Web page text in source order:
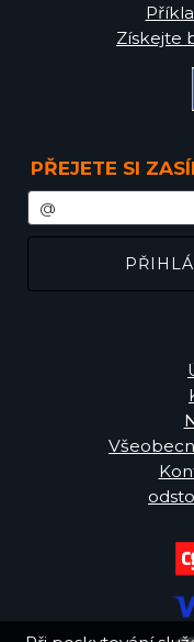
Získejte
PŘEJETE SI